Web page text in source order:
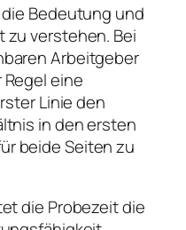
Bedeutung und
zu verstehen. Bei
Arbeitgeber
eine
Linie den
in den ersten
beide Seiten zu
die Probezeit die